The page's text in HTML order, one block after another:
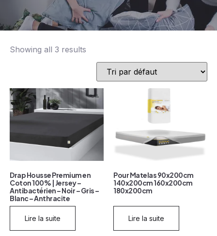
Showing all 3 results
Drap Housse Premium en
Coton 100% | Jersey –
Antibactérien – Noir – Gris –
Blanc – Anthracite
Lire la suite
Pour Matelas 90x200cm
140x200cm 160x200cm
180x200cm
Lire la suite